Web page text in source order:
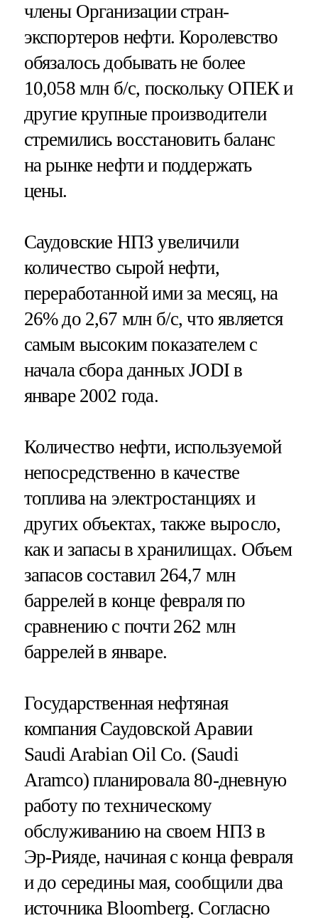
члены Организации стран-
экспортеров нефти. Королевство
обязалось добывать не более
10,058 млн б/с, поскольку ОПЕК и
другие крупные производители
стремились восстановить баланс
на рынке нефти и поддержать
цены.
Саудовские НПЗ увеличили
количество сырой нефти,
переработанной ими за месяц, на
26% до 2,67 млн б/с, что является
самым высоким показателем с
начала сбора данных JODI в
январе 2002 года.
Количество нефти, используемой
непосредственно в качестве
топлива на электростанциях и
других объектах, также выросло,
как и запасы в хранилищах. Объем
запасов составил 264,7 млн
баррелей в конце февраля по
сравнению с почти 262 млн
баррелей в январе.
Государственная нефтяная
компания Саудовской Аравии
Saudi Arabian Oil Co. (Saudi
Aramco) планировала 80-дневную
работу по техническому
обслуживанию на своем НПЗ в
Эр-Рияде, начиная с конца февраля
и до середины мая, сообщили два
источника Bloomberg. Согласно